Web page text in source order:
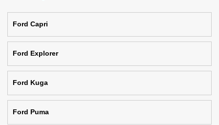
Ford Capri
Ford Explorer
Ford Kuga
Ford Puma